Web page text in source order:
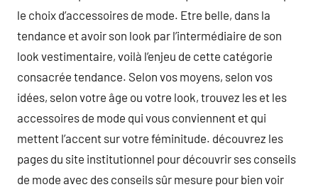
le choix d’accessoires de mode. Etre belle, dans la
tendance et avoir son look par l’intermédiaire de son
look vestimentaire, voilà l’enjeu de cette catégorie
consacrée tendance. Selon vos moyens, selon vos
idées, selon votre âge ou votre look, trouvez les et les
accessoires de mode qui vous conviennent et qui
mettent l’accent sur votre féminitude. découvrez les
pages du site institutionnel pour découvrir ses conseils
de mode avec des conseils sûr mesure pour bien voir